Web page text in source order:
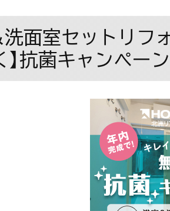
面室セットリフ
抗菌キャンペー